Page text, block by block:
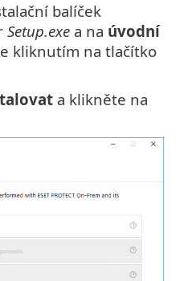
balíček
Setup.exe a na úvodní
kliknutím na tlačítko
a klikněte na